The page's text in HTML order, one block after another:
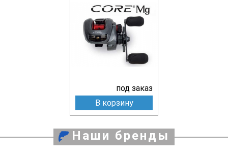
под заказ
В корзину
Наши бренды